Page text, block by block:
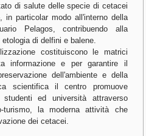
di salute delle specie di cetacei
in particolar modo all'interno della
Pelagos, contribuendo alla
di delfini e balene.
costituiscono le matrici
informazione e per garantire il
dell'ambiente e della
scientifica il centro promuove
studenti ed università attraverso
la moderna attività che
dei cetacei.